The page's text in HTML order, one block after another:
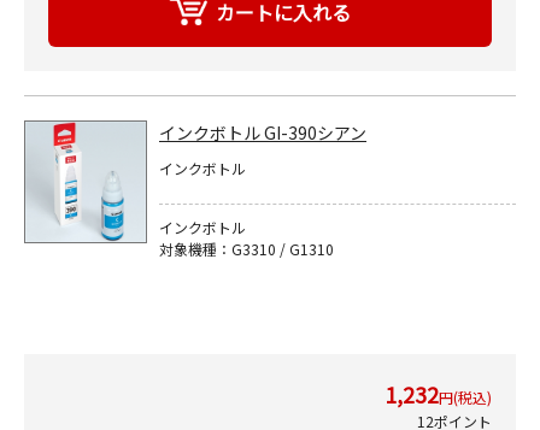
インクボトル GI-390シアン
インクボトル
インクボトル
対象機種：G3310 / G1310
1,232円(税込)
12ポイント